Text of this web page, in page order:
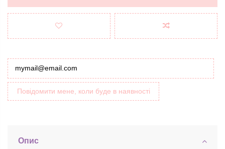
Повідомити мене, коли буде в наявності
Опис